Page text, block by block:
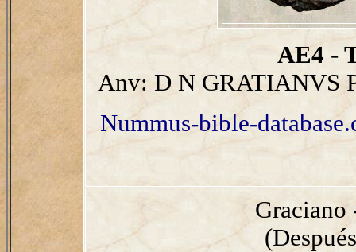
AE4 -
Anv: D N GRATIANVS
Nummus-bible-
Graciano